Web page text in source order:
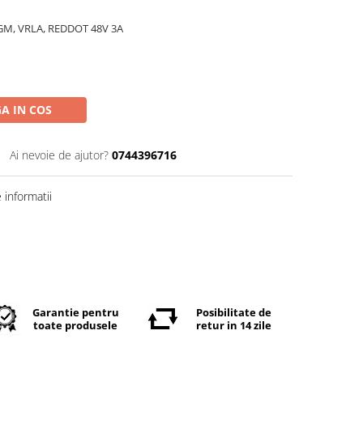
VRLA, REDDOT 48V 3A
IN COS
Ai nevoie de ajutor? 0744396716
informatii
Garantie pentru
toate produsele
Posibilitate de
retur in 14 zile